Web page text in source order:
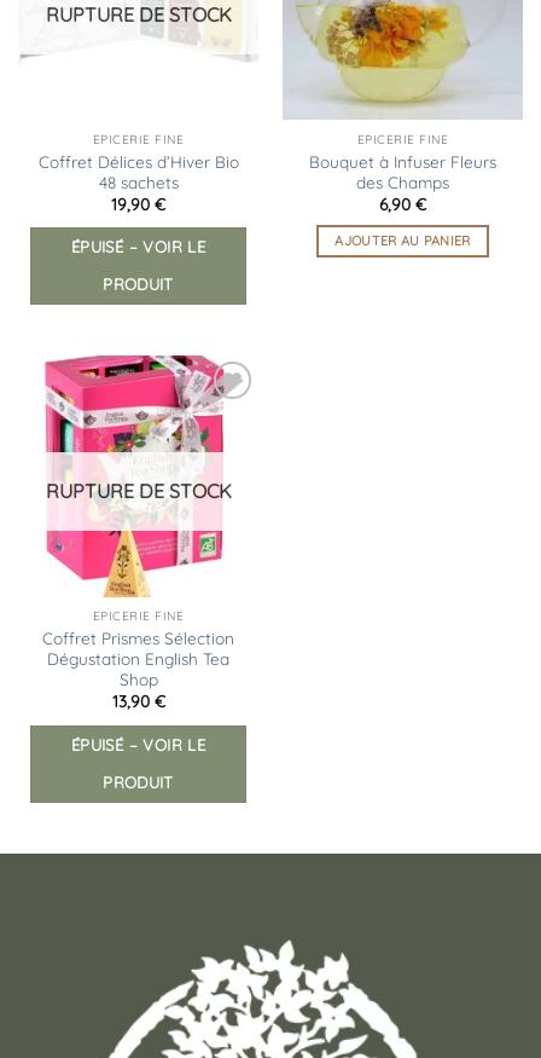
RUPTURE DE STOCK
EPICERIE FINE
Coffret Délices d’Hiver Bio
48 sachets
19,90 €
ÉPUISÉ – VOIR LE
PRODUIT
EPICERIE FINE
Bouquet à Infuser Fleurs
des Champs
6,90 €
AJOUTER AU PANIER
Ajouter
à la
liste
d’envies
RUPTURE DE STOCK
EPICERIE FINE
Coffret Prismes Sélection
Dégustation English Tea
Shop
13,90 €
ÉPUISÉ – VOIR LE
PRODUIT